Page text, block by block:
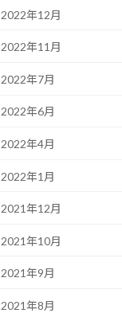
2022年12月
2022年11月
2022年7月
2022年6月
2022年4月
2022年1月
2021年12月
2021年10月
2021年9月
2021年8月